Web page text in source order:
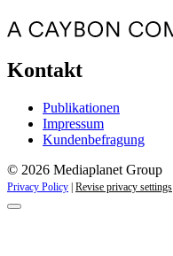
Kontakt
Publikationen
Impressum
Kundenbefragung
© 2026 Mediaplanet Group
Privacy Policy | Revise privacy settings